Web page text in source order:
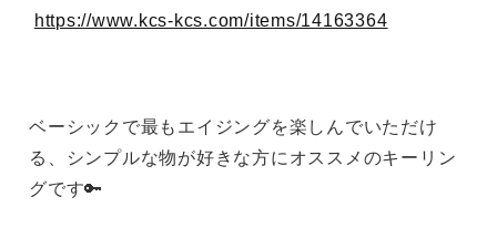
https://www.kcs-kcs.com/items/14163364
ベーシックで最もエイジングを楽しんでいただけ
る、シンプルな物が好きな方にオススメのキーリン
グです🔑